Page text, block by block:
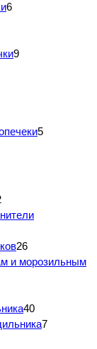
6
9
5
26
и морозильным
40
7